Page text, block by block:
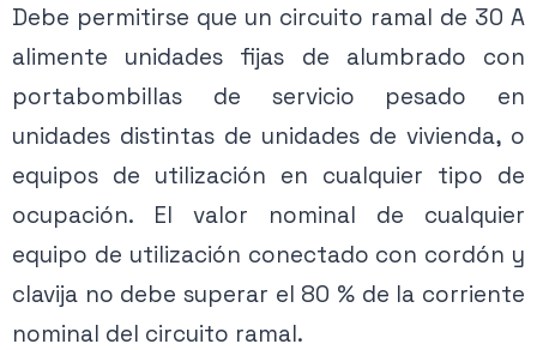
utilización fijos en el lugar. Por ejemplo, en un
circuito ramal de 20 amperios que suministra
un triturador de basura y un lavavajillas,
restringido al 50 por ciento (10 amperios) de la
clasificación del circuito ramal. La carga
combinada de los dos electrodomésticos no
puede exceder los 20 amperios.
Contenido exclusivo PRO
Activa tu membresía para acceder.
Debe permitirse que un circuito ramal de 30 A
alimente unidades fijas de alumbrado con
portabombillas de servicio pesado en
unidades distintas de unidades de vivienda, o
equipos de utilización en cualquier tipo de
ocupación. El valor nominal de cualquier
equipo de utilización conectado con cordón y
clavija no debe superar el 80 % de la corriente
nominal del circuito ramal.